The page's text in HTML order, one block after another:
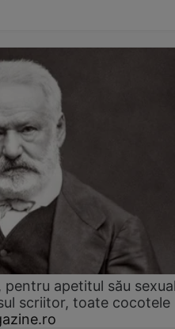
apetitul său
scriitor, toate cocotele